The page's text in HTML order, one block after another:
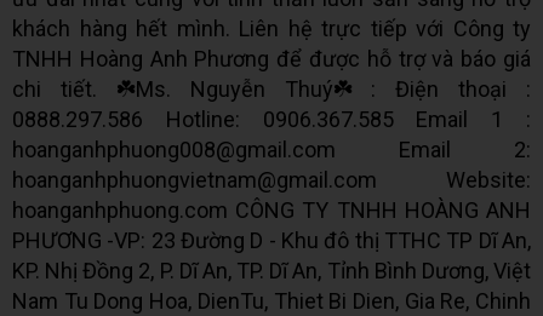
khách hàng hết mình. Liên hệ trực tiếp với Công ty
TNHH Hoàng Anh Phương để được hỗ trợ và báo giá
chi tiết. ☘️Ms. Nguyễn Thuý☘️ : Điện thoại :
0888.297.586 Hotline: 0906.367.585 Email 1 :
hoanganhphuong008@gmail.com Email 2:
hoanganhphuongvietnam@gmail.com Website:
hoanganhphuong.com CÔNG TY TNHH HOÀNG ANH
PHƯƠNG -VP: 23 Đường D - Khu đô thị TTHC TP Dĩ An,
KP. Nhị Đồng 2, P. Dĩ An, TP. Dĩ An, Tỉnh Bình Dương, Việt
Nam Tu Dong Hoa, DienTu, Thiet Bi Dien, Gia Re, Chinh